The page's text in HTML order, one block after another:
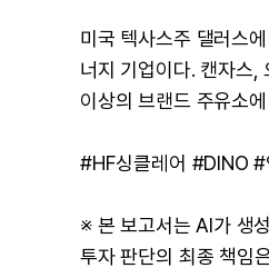
미국 텍사스주 댈러스
너지 기업이다. 캔자스,
이상의 브랜드 주유소
#HF싱클레어 #DINO
※ 본 보고서는 AI가 생
투자 판단의 최종 책임